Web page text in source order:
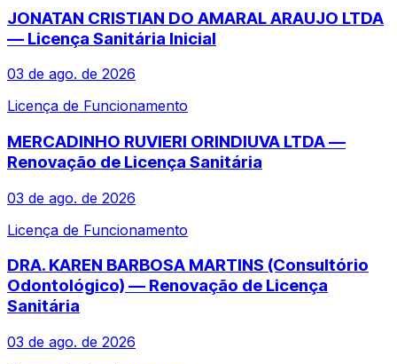
JONATAN CRISTIAN DO AMARAL ARAUJO LTDA
— Licença Sanitária Inicial
03 de ago. de 2026
Licença de Funcionamento
MERCADINHO RUVIERI ORINDIUVA LTDA —
Renovação de Licença Sanitária
03 de ago. de 2026
Licença de Funcionamento
DRA. KAREN BARBOSA MARTINS (Consultório
Odontológico) — Renovação de Licença
Sanitária
03 de ago. de 2026